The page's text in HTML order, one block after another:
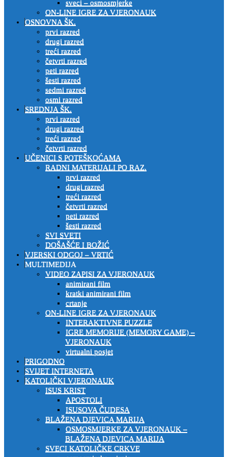
sveci – osmosmjerke
ON-LINE IGRE ZA VJERONAUK
OSNOVNA ŠK.
prvi razred
drugi razred
treći razred
četvrti razred
peti razred
šesti razred
sedmi razred
osmi razred
SREDNJA ŠK.
prvi razred
drugi razred
treći razred
četvrti razred
UČENICI S POTEŠKOĆAMA
RADNI MATERIJALI PO RAZ.
prvi razred
drugi razred
treći razred
četvrti razred
peti razred
šesti razred
SVI SVETI
DOŠAŠĆE I BOŽIĆ
VJERSKI ODGOJ – VRTIĆ
MULTIMEDIJA
VIDEO ZAPISI ZA VJERONAUK
animirani film
kratki animirani film
crtanje
ON-LINE IGRE ZA VJERONAUK
INTERAKTIVNE PUZZLE
IGRE MEMORIJE (MEMORY GAME) –
VJERONAUK
virtualni posjet
PRIGODNO
SVIJET INTERNETA
KATOLIČKI VJERONAUK
ISUS KRIST
APOSTOLI
ISUSOVA ČUDESA
BLAŽENA DJEVICA MARIJA
OSMOSMJERKE ZA VJERONAUK –
BLAŽENA DJEVICA MARIJA
SVECI KATOLIČKE CRKVE